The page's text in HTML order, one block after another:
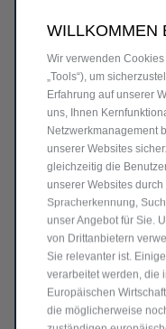
PANDA-
SEITEN
WILLKOMMEN
Wir verwenden
„Tools“), um
Erfahrung auf unserer
uns, Ihnen
Netzwerkmanagement
unserer Websites
gleichzeitig die
unserer Websites
Spracherkennung,
unser Angebot für Sie.
von Drittanbietern
Sie relevanter ist.
verarbeitet werden, die
Europäischen
die möglicherweise